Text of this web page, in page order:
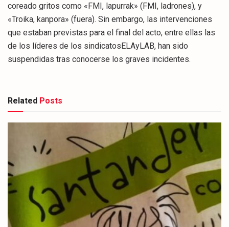
coreado gritos como «FMI, lapurrak» (FMI, ladrones), y
«Troika, kanpora» (fuera). Sin embargo, las intervenciones
que estaban previstas para el final del acto, entre ellas las
de los líderes de los sindicatosELAyLAB, han sido
suspendidas tras conocerse los graves incidentes.
Related Posts